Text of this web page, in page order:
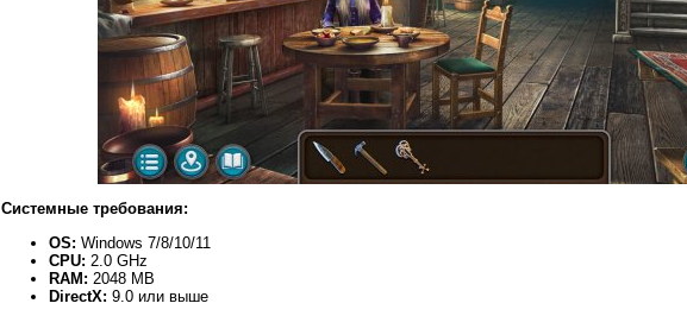
Системные требования:
OS: Windows 7/8/10/11
CPU: 2.0 GHz
RAM: 2048 MB
DirectX: 9.0 или выше